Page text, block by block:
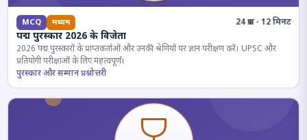
MCQ मध्यम 24 प्रश्न · 12 मिनट
पद्म पुरस्कार 2026 के विजेता
2026 पद्म पुरस्कारों के प्राप्तकर्ताओं और उनकी श्रेणियों पर ज्ञान परीक्षण करें। UPSC और
प्रतियोगी परीक्षाओं के लिए महत्वपूर्ण।
पुरस्कार और सम्मान प्रश्नोत्तरी